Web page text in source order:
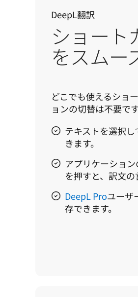
DeepL翻訳
ショート
をスムー
どこでも使えるショ
ョンの切替は不要です
テキストを選択
きます。
アプリケーショ
を押すと、訳文の
DeepL Proユーザ
存できます。